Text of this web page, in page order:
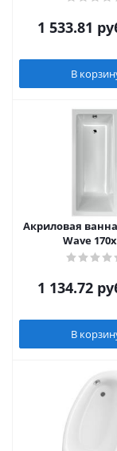
1 533.81
В
Акриловая
Wave
1 134.72
В